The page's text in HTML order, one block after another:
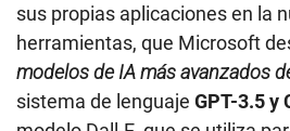
sus propias aplicaciones en la
herramientas, que Microsoft
modelos de IA más avanzados
sistema de lenguaje GPT-3.5 y